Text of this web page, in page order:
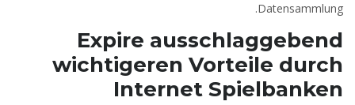
Datensammlung.
Expire ausschlaggebend
wichtigeren Vorteile durch
Internet Spielbanken